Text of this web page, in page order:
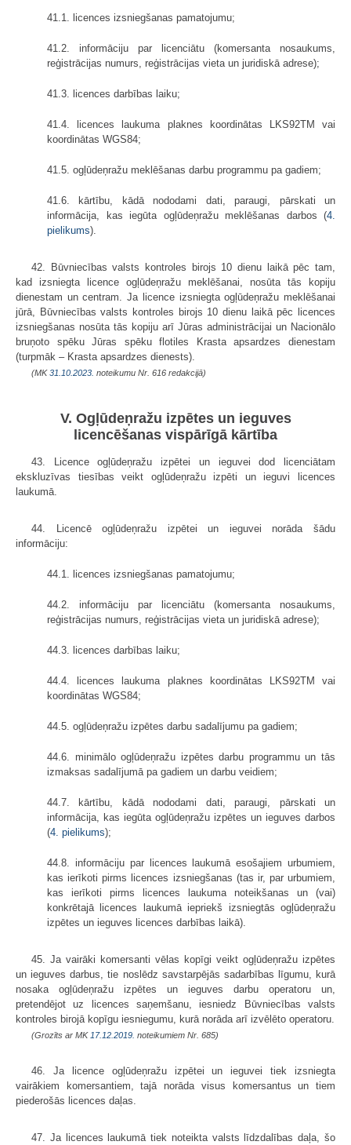
41.1. licences izsniegšanas pamatojumu;
41.2. informāciju par licenciātu (komersanta nosaukums,
reģistrācijas numurs, reģistrācijas vieta un juridiskā adrese);
41.3. licences darbības laiku;
41.4. licences laukuma plaknes koordinātas LKS92TM vai
koordinātas WGS84;
41.5. ogļūdeņražu meklēšanas darbu programmu pa gadiem;
41.6. kārtību, kādā nododami dati, paraugi, pārskati un
informācija, kas iegūta ogļūdeņražu meklēšanas darbos (4.
pielikums).
42. Būvniecības valsts kontroles birojs 10 dienu laikā pēc tam,
kad izsniegta licence ogļūdeņražu meklēšanai, nosūta tās kopiju
dienestam un centram. Ja licence izsniegta ogļūdeņražu meklēšanai
jūrā, Būvniecības valsts kontroles birojs 10 dienu laikā pēc licences
izsniegšanas nosūta tās kopiju arī Jūras administrācijai un Nacionālo
bruņoto spēku Jūras spēku flotiles Krasta apsardzes dienestam
(turpmāk – Krasta apsardzes dienests).
(MK31.10.2023. noteikumu Nr. 616 redakcijā)
V. Ogļūdeņražu izpētes un ieguves
licencēšanas vispārīgā kārtība
43. Licence ogļūdeņražu izpētei un ieguvei dod licenciātam
ekskluzīvas tiesības veikt ogļūdeņražu izpēti un ieguvi licences
laukumā.
44. Licencē ogļūdeņražu izpētei un ieguvei norāda šādu
informāciju:
44.1. licences izsniegšanas pamatojumu;
44.2. informāciju par licenciātu (komersanta nosaukums,
reģistrācijas numurs, reģistrācijas vieta un juridiskā adrese);
44.3. licences darbības laiku;
44.4. licences laukuma plaknes koordinātas LKS92TM vai
koordinātas WGS84;
44.5. ogļūdeņražu izpētes darbu sadalījumu pa gadiem;
44.6. minimālo ogļūdeņražu izpētes darbu programmu un tās
izmaksas sadalījumā pa gadiem un darbu veidiem;
44.7. kārtību, kādā nododami dati, paraugi, pārskati un
informācija, kas iegūta ogļūdeņražu izpētes un ieguves darbos
(4. pielikums);
44.8. informāciju par licences laukumā esošajiem urbumiem,
kas ierīkoti pirms licences izsniegšanas (tas ir, par urbumiem,
kas ierīkoti pirms licences laukuma noteikšanas un (vai)
konkrētajā licences laukumā iepriekš izsniegtās ogļūdeņražu
izpētes un ieguves licences darbības laikā).
45. Ja vairāki komersanti vēlas kopīgi veikt ogļūdeņražu izpētes
un ieguves darbus, tie noslēdz savstarpējās sadarbības līgumu, kurā
nosaka ogļūdeņražu izpētes un ieguves darbu operatoru un,
pretendējot uz licences saņemšanu, iesniedz Būvniecības valsts
kontroles birojā kopīgu iesniegumu, kurā norāda arī izvēlēto operatoru.
(Grozīts ar MK 17.12.2019. noteikumiem Nr. 685)
46. Ja licence ogļūdeņražu izpētei un ieguvei tiek izsniegta
vairākiem komersantiem, tajā norāda visus komersantus un tiem
piederošās licences daļas.
47. Ja licences laukumā tiek noteikta valsts līdzdalības daļa, šo